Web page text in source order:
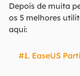
Depois de muita
os 5 melhores
aqui:
#1. EaseUS